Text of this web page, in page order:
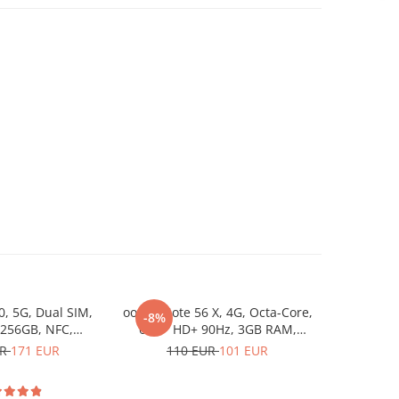
5G, Dual SIM,
NFC,
Android
171 EUR
-8%
oogee Note 56 X, 4G, Octa-Core,
6.56" HD+ 90Hz, 3GB RAM,
64GB, 6150mAh, Android 16,
110 EUR101 EUR